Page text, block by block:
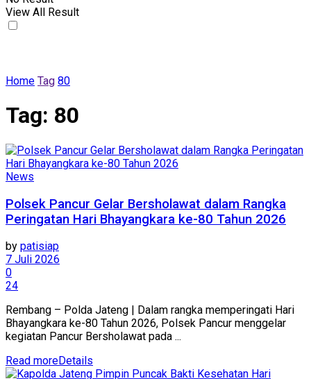
View All Result
Home Tag 80
Tag: 80
News
Polsek Pancur Gelar Bersholawat dalam Rangka
Peringatan Hari Bhayangkara ke-80 Tahun 2026
by patisiap
7 Juli 2026
0
24
Rembang – Polda Jateng | Dalam rangka memperingati Hari
Bhayangkara ke-80 Tahun 2026, Polsek Pancur menggelar
kegiatan Pancur Bersholawat pada ...
Read moreDetails